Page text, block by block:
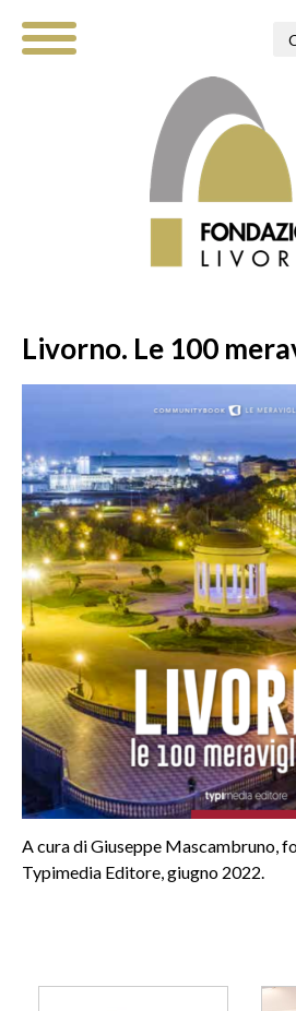
Livorno. Le 100
A cura di Giuseppe Mascambruno,
Typimedia Editore, giugno 2022.